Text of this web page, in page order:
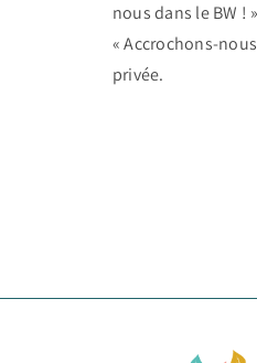
nous dans le BW !
« Accrochons-
privée.